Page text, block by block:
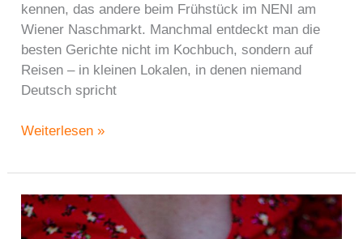
kennen, das andere beim Frühstück im NENI am
Wiener Naschmarkt. Manchmal entdeckt man die
besten Gerichte nicht im Kochbuch, sondern auf
Reisen – in kleinen Lokalen, in denen niemand
Deutsch spricht
Sataraš
Shakshouka
–
vom
Balkan
Weiterlesen »